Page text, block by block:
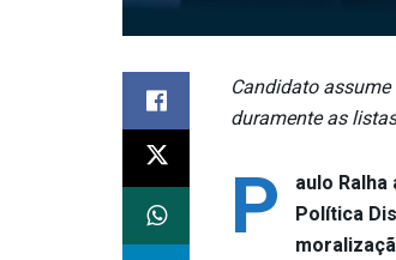
Candidato
duramente as
P
aulo
Política